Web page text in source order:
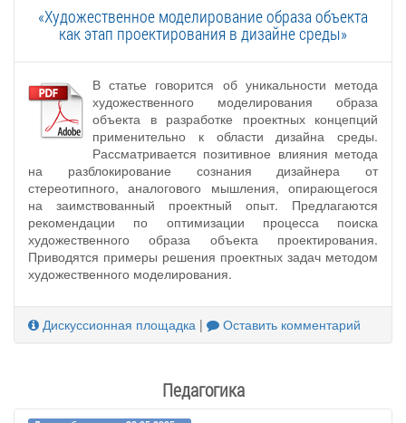
«Художественное моделирование образа объекта
как этап проектирования в дизайне среды»
В статье говорится об уникальности метода
художественного моделирования образа
объекта в разработке проектных концепций
применительно к области дизайна среды.
Рассматривается позитивное влияния метода
на разблокирование сознания дизайнера от
стереотипного, аналогового мышления, опирающегося
на заимствованный проектный опыт. Предлагаются
рекомендации по оптимизации процесса поиска
художественного образа объекта проектирования.
Приводятся примеры решения проектных задач методом
художественного моделирования.
Дискуссионная площадка | Оставить комментарий
Педагогика